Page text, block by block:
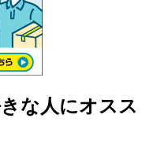
な人にオスス